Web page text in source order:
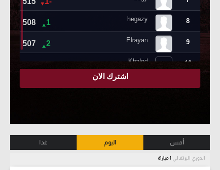
أمس اليوم غدا
الدوري البرتغالي